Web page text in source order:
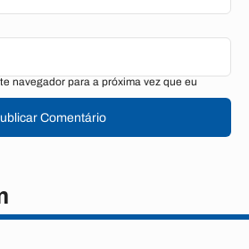
navegador para a próxima vez que eu
Comentário